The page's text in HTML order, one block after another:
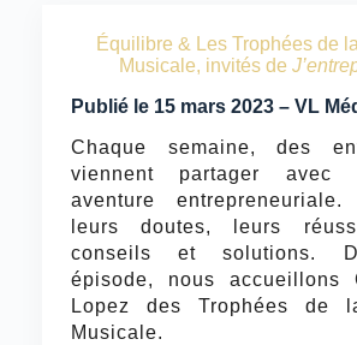
Équilibre & Les Trophées de
Musicale, invités de
Publié le 15 mars 2023 – VL
Chaque semaine, des
viennent partager avec
aventure
leurs doutes, leurs
conseils et solutions.
épisode, nous accueillons
Lopez des Trophées de
Musicale.